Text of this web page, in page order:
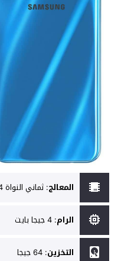
المعالج: ثماني النواة Exynos 7904
الرام: 4 جيجا بايت
التخزين: 64 جيجا